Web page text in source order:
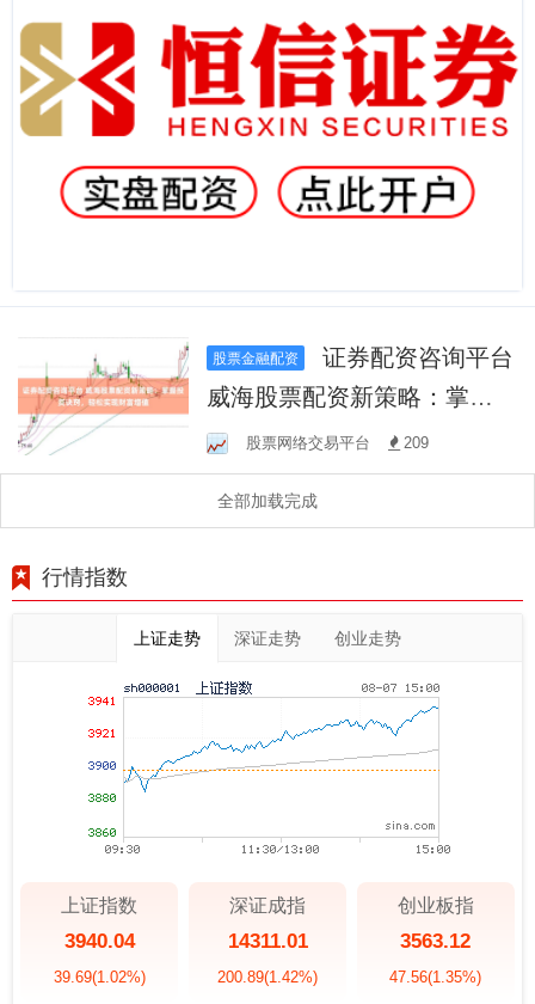
股票金融配资
证券配资咨询平台
威海股票配资新策略：掌握
投资诀窍，轻松实现财富增
值
股票网络交易平台 209
全部加载完成
行情指数
上证走势 深证走势 创业走势
上证指数
3940.04
39.69(1.02%)
深证成指
14311.01
200.89(1.42%)
创业板指
3563.12
47.56(1.35%)